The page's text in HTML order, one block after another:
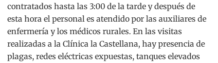
contratados hasta las 3:00 de la tarde y después de
esta hora el personal es atendido por las auxiliares de
enfermería y los médicos rurales. En las visitas
realizadas a la Clínica la Castellana, hay presencia de
plagas, redes eléctricas expuestas, tanques elevados